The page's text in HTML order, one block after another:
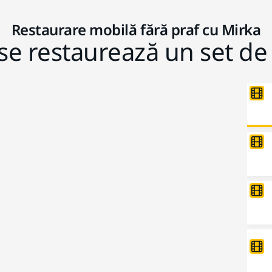
Restaurare mobilă fără praf cu Mirka
restaurează un set